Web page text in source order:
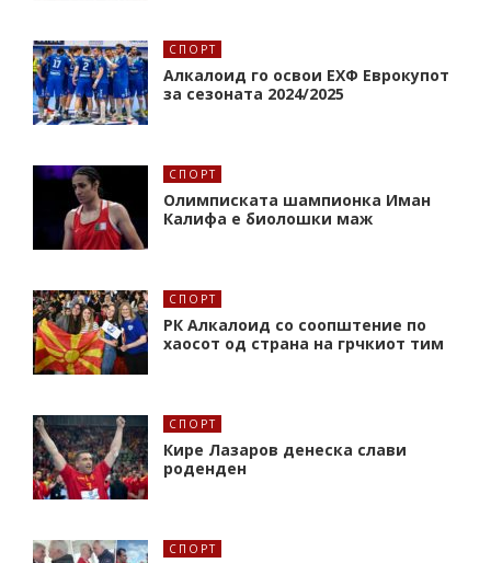
СПОРТ
Алкалоид го освои ЕХФ Еврокупот
за сезоната 2024/2025
СПОРТ
Олимписката шампионка Иман
Калифa е биолошки маж
СПОРТ
РК Алкалоид со соопштение по
хаосот од страна на грчкиот тим
СПОРТ
Кире Лазаров денеска слави
роденден
СПОРТ